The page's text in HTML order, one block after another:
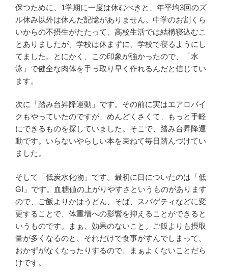
保つために、1学期に一度は休むべきと、年平均3回のズ
ル休み以外は休んだ記憶がありません。中学のお割くら
いからの不摂生がたたって、高校生活では結構寝込むこ
とありましたが、学校は休まずに、学校で寝るようにし
てました。とにかく、この印象が強かったので、「水
泳」で健全な肉体を手っ取り早く作れるんだと信じてい
ます。
次に「踏み台昇降運動」です。その前に実はエアロバイ
クもやっていたのですが、めんどくさくて、もっと手軽
にできるものを探していました。そこで、踏み台昇降運
動です。いらないやらしい本を束ねて毎日踏んづけてい
ました。
そして「低炭水化物」です。最初に目についたのは「低
GI」です。血糖値の上がりやすさというものがあります
ので、ご飯よりかはうどん、そば、スパゲティなどに変
更することで、体重増への影響を抑えることができると
いうものです。まぁ、効果のないこと。ご飯よりも摂取
量が多くなるのと、それだけで食事がすんでしまって、
おかずがなくなったりするので、まぁよくないことだら
けです。